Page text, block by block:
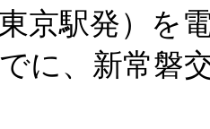
京駅発）を
に、新常磐